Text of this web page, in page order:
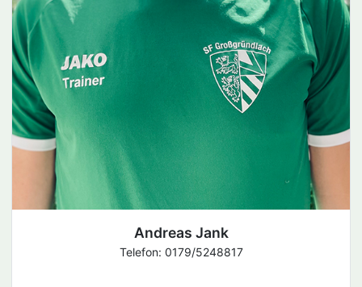
Andreas Jank
Telefon: 0179/5248817